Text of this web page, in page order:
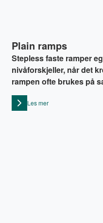
Plain ramps
Stepless faste ramper
nivåforskjeller, når det
rampen ofte brukes på
Les mer